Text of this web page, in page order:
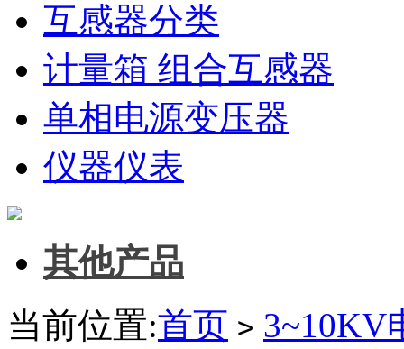
互感器分类
计量箱 组合互感器
单相电源变压器
仪器仪表
其他产品
当前位置:首页 > 3~10KV